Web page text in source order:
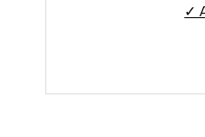
✓